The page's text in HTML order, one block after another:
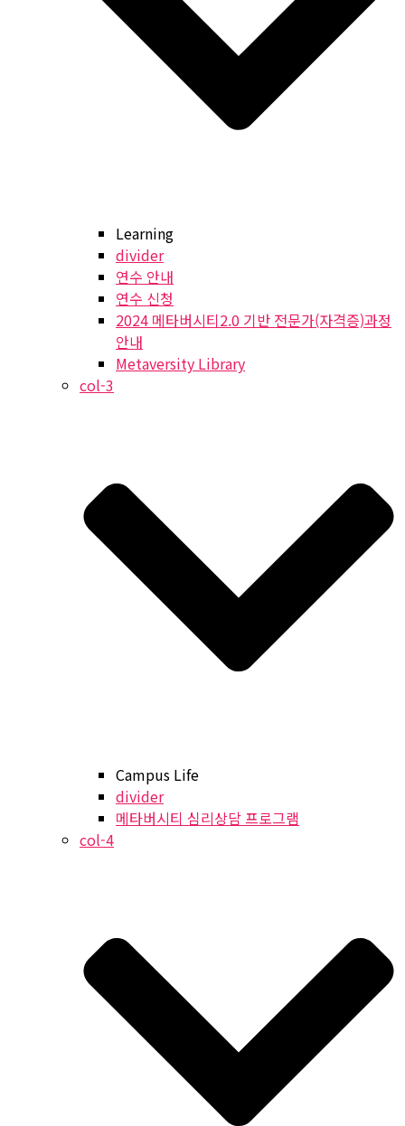
Learning
divider
연수 안내
연수 신청
2024 메타버시티2.0 기반 전문가(자격증)과정
안내
Metaversity Library
col-3
Campus Life
divider
메타버시티 심리상담 프로그램
col-4